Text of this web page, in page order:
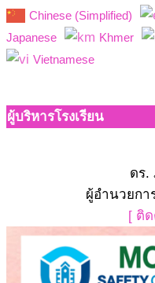
Chinese (Simplified)
Japanese
Khmer
Vietnamese
ผู้บริหารโรงเรียน
ดร.
ผู้อำนวยกา
[ ติ